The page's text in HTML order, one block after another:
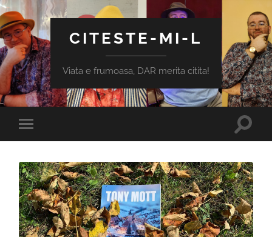
CITESTE-MI-L
Viata e frumoasa, DAR merita citita!
Toggle
mobile
Toggle